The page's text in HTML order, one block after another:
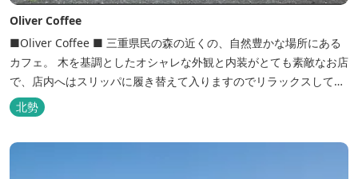
Oliver Coffee
■Oliver Coffee ■ 三重県民の森の近くの、自然豊かな場所にある
カフェ。 木を基調としたオシャレな外観と内装がとても素敵なお店
で、店内へはスリッパに履き替えて入りますのでリラックスして食
事を楽しめます。 席は店内にテーブル席や円卓、外のテラス席など
があり、お子様連れでも入りやすく居心地がいいカフェです。 森の
北勢